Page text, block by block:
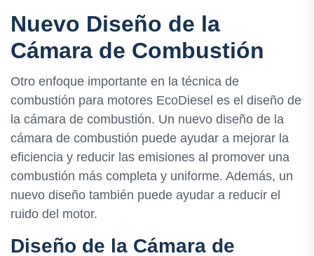
Nuevo Diseño de la
Cámara de Combustión
Otro enfoque importante en la técnica de
combustión para motores EcoDiesel es el diseño de
la cámara de combustión. Un nuevo diseño de la
cámara de combustión puede ayudar a mejorar la
eficiencia y reducir las emisiones al promover una
combustión más completa y uniforme. Además, un
nuevo diseño también puede ayudar a reducir el
ruido del motor.
Diseño de la Cámara de